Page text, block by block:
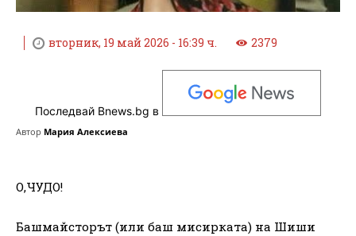
вторник, 19 май 2026 - 16:39 ч. 2379
Последвай Bnews.bg в
Автор Мария Алексиева
О,ЧУДО!
Башмайсторът (или баш мисирката) на Шиши